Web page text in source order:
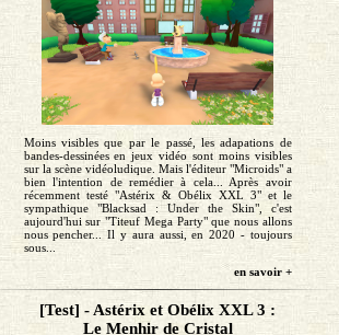
Moins visibles que par le passé, les adapations de
bandes-dessinées en jeux vidéo sont moins visibles
sur la scène vidéoludique. Mais l'éditeur "Microids" a
bien l'intention de remédier à cela... Après avoir
récemment testé "Astérix & Obélix XXL 3" et le
sympathique "Blacksad : Under the Skin", c'est
aujourd'hui sur "Titeuf Mega Party" que nous allons
nous pencher... Il y aura aussi, en 2020 - toujours
sous...
en savoir +
[Test] - Astérix et Obélix XXL 3 :
Le Menhir de Cristal